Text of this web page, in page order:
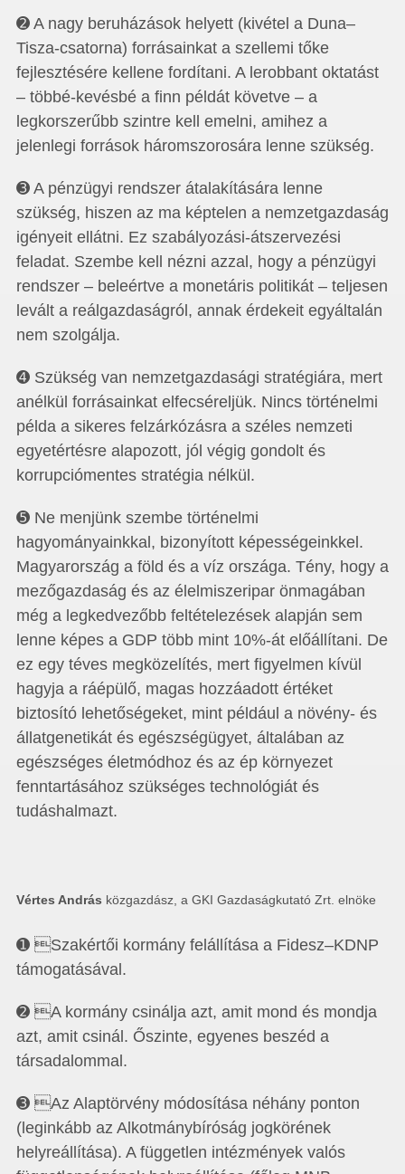
➋ A nagy beruházások helyett (kivétel a Duna–
Tisza-csatorna) forrásainkat a szellemi tőke
fejlesztésére kellene fordítani. A lerobbant oktatást
– többé-kevésbé a finn példát követve – a
legkorszerűbb szintre kell emelni, amihez a
jelenlegi források háromszorosára lenne szükség.
➌ A pénzügyi rendszer átalakítására lenne
szükség, hiszen az ma képtelen a nemzetgazdaság
igényeit ellátni. Ez szabályozási-átszervezési
feladat. Szembe kell nézni azzal, hogy a pénzügyi
rendszer – beleértve a monetáris politikát – teljesen
levált a reálgazdaságról, annak érdekeit egyáltalán
nem szolgálja.
➍ Szükség van nemzetgazdasági stratégiára, mert
anélkül forrásainkat elfecséreljük. Nincs történelmi
példa a sikeres felzárkózásra a széles nemzeti
egyetértésre alapozott, jól végig gondolt és
korrupciómentes stratégia nélkül.
➎ Ne menjünk szembe történelmi
hagyományainkkal, bizonyított képességeinkkel.
Magyarország a föld és a víz országa. Tény, hogy a
mezőgazdaság és az élelmiszeripar önmagában
még a legkedvezőbb feltételezések alapján sem
lenne képes a GDP több mint 10%-át előállítani. De
ez egy téves megközelítés, mert figyelmen kívül
hagyja a ráépülő, magas hozzáadott értéket
biztosító lehetőségeket, mint például a növény- és
állatgenetikát és egészségügyet, általában az
egészséges életmódhoz és az ép környezet
fenntartásához szükséges technológiát és
tudáshalmazt.
Vértes András közgazdász, a GKI Gazdaságkutató Zrt. elnöke
➊ Szakértői kormány felállítása a Fidesz–KDNP
támogatásával.
➋ A kormány csinálja azt, amit mond és mondja
azt, amit csinál. Őszinte, egyenes beszéd a
társadalommal.
➌ Az Alaptörvény módosítása néhány ponton
(leginkább az Alkotmány­bíróság jogkörének
helyreállítása). A független intézmények valós